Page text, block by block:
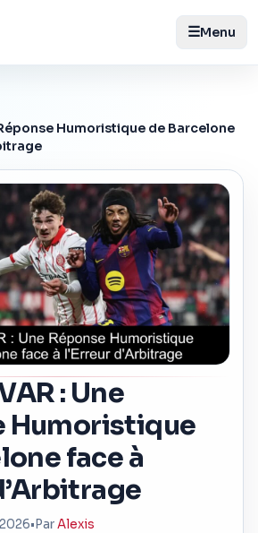
☰Menu
Réponse Humoristique de Barcelone
: Une
Humoristique
face à
• ParAlexis